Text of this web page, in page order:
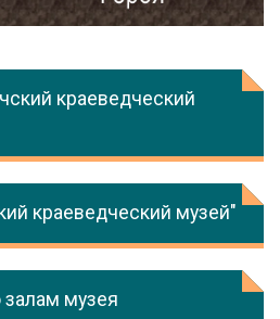
краеведческий
краеведческий музей"
залам музея